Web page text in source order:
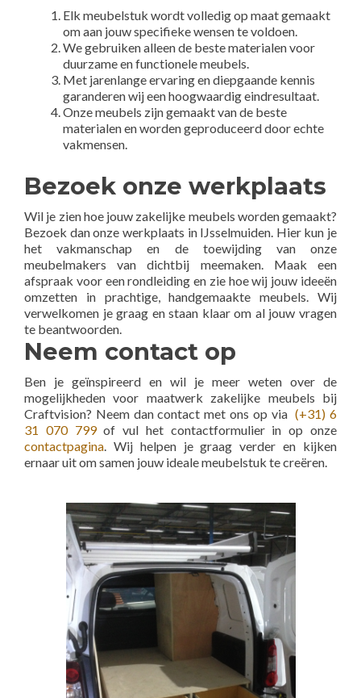
Elk meubelstuk wordt volledig op maat gemaakt
om aan jouw specifieke wensen te voldoen.
We gebruiken alleen de beste materialen voor
duurzame en functionele meubels.
Met jarenlange ervaring en diepgaande kennis
garanderen wij een hoogwaardig eindresultaat.
Onze meubels zijn gemaakt van de beste
materialen en worden geproduceerd door echte
vakmensen.
Bezoek onze werkplaats
Wil je zien hoe jouw zakelijke meubels worden gemaakt?
Bezoek dan onze werkplaats in IJsselmuiden. Hier kun je
het vakmanschap en de toewijding van onze
meubelmakers van dichtbij meemaken. Maak een
afspraak voor een rondleiding en zie hoe wij jouw ideeën
omzetten in prachtige, handgemaakte meubels. Wij
verwelkomen je graag en staan klaar om al jouw vragen
te beantwoorden.
Neem contact op
Ben je geïnspireerd en wil je meer weten over de
mogelijkheden voor maatwerk zakelijke meubels bij
Craftvision? Neem dan contact met ons op via(+31) 6
31 070 799of vul het contactformulier in op onze
contactpagina. Wij helpen je graag verder en kijken
ernaar uit om samen jouw ideale meubelstuk te creëren.